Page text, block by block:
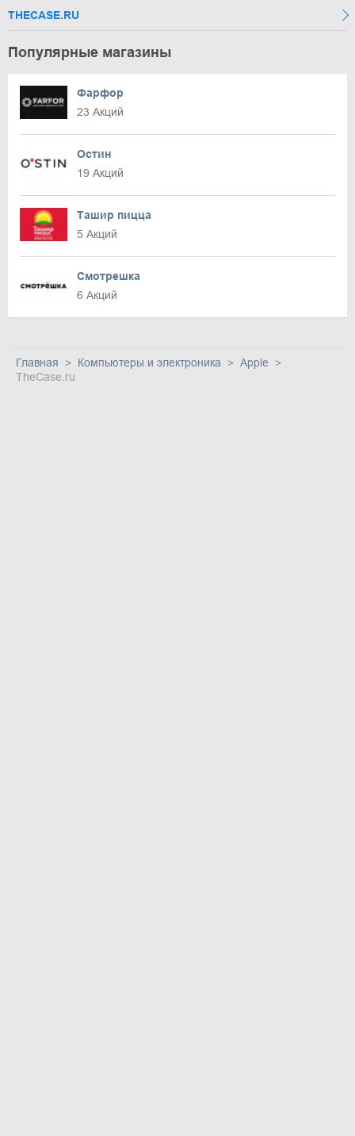
THECASE.RU
Популярные магазины
Фарфор
23 Акций
Остин
19 Акций
Ташир пицца
5 Акций
Смотрешка
6 Акций
Главная Компьютеры и электроника
Apple
TheCase.ru